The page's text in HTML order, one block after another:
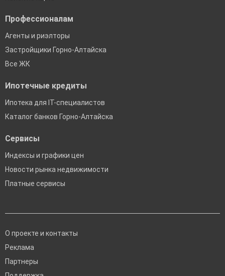
Профессионалам
Агенты и риэлторы
Застройщики Горно-Алтайска
Все ЖК
Ипотечные кредиты
Ипотека для IT-специалистов
Каталог банков Горно-Алтайска
Сервисы
Индексы и графики цен
Новости рынка недвижимости
Платные сервисы
О проекте и контакты
Реклама
Партнеры